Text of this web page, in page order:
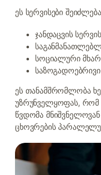
ეს სერვისები
ჯანდაცვის
სოციალური
საზოგადოებრივი
ეს თანამშრომლობა
უზრუნველყოფას,
წვდომა
ცხოვრების